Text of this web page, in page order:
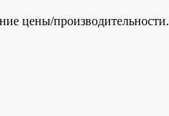
цены/производительности.